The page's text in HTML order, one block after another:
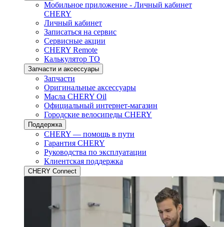
Мобильное приложение - Личный кабинет
CHERY
Личный кабинет
Записаться на сервис
Сервисные акции
CHERY Remote
Калькулятор ТО
Запчасти и аксессуары
Запчасти
Оригинальные аксессуары
Масла CHERY Oil
Официальный интернет-магазин
Городские велосипеды CHERY
Поддержка
CHERY — помощь в пути
Гарантия CHERY
Руководства по эксплуатации
Клиентская поддержка
CHERY Connect